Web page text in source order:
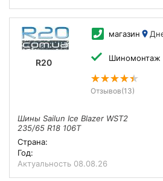
R20
магазин
Шиномонтаж
Отзывов(13)
Шины Sailun Ice Blazer WST2
235/65 R18 106T
Страна:
Год:
Актуальность 08.08.26